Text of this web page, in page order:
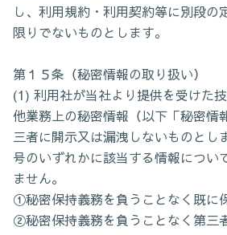
し、利用規約・利用契約等に別段の
限りでないものとします。
第１５条（秘密情報の取り扱い）
(1) 利用社が当社より提供を受けた
他業務上の秘密情報（以下「秘密情
三者に開示又は漏洩しないものとし
号のいずれかに該当する情報につい
ません。
①秘密保持義務を負うことなく既に
②秘密保持義務を負うことなく第三